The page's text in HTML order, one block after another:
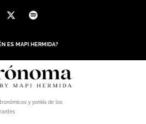
ES MAPI HERMIDA?
y yonkis de los